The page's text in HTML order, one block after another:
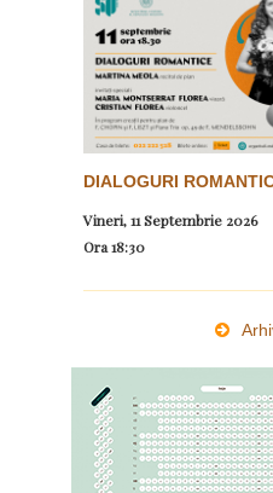
DIALOGURI
Vineri, 11 Septembrie 2026
Ora18:30